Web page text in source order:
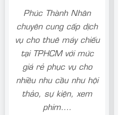
Phúc Thành Nhân
chuyên cung cấp dịch
vụ cho thuê máy chiếu
tại TPHCM với mức
giá rẻ phục vụ cho
nhiều nhu cầu như hội
thảo, sự kiện, xem
phim….